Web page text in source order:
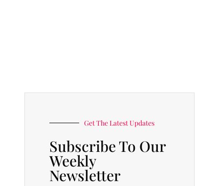
Get The Latest Updates
Subscribe To Our
Weekly
Newsletter